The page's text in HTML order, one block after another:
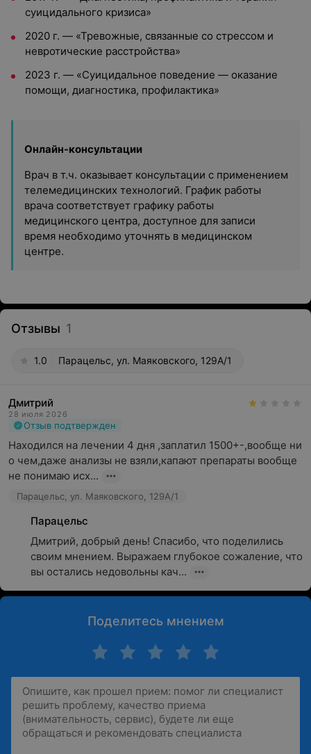
суицидального кризиса»
2020 г. — «Тревожные, связанные со стрессом и
невротические расстройства»
2023 г. — «Суицидальное поведение — оказание
помощи, диагностика, профилактика»
Онлайн-консультации
Врач в т.ч. оказывает консультации с применением
телемедицинских технологий. График работы
врача соответствует графику работы
медицинского центра, доступное для записи
время необходимо уточнять в медицинском
центре.
Отзывы 1
1.0 Парацельс, ул. Маяковского, 129А/1
Дмитрий
28 июля 2026
Отзыв подтвержден
Находился на лечении 4 дня ,заплатил 1500+-,вообще ни
о чем,даже анализы не взяли,капают препараты вообще
не понимаю исх...
Парацельс, ул. Маяковского, 129А/1
Парацельс
Дмитрий, добрый день! Спасибо, что поделились
своим мнением. Выражаем глубокое сожаление, что
вы остались недовольны кач...
Поделитесь мнением